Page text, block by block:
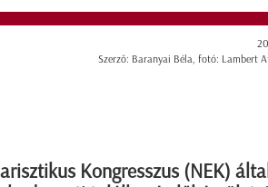
Szerző: Baranyai Béla, fotó: Lambert
Kongresszus (NEK)